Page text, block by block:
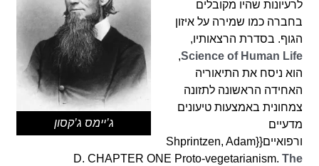
ג’יימס ג’קסון
לרעיונות שהיו מקובלים
בחברה כמו שמירה על איזון
הגוף. בסדרת הרצאותיו,
Science of Human Life
,
הוא ניסח את התיאוריה
האחידה הראשונה לתזונה
צמחונית באמצעות טיעונים
מדעיים
ורפואיים{{Shprintzen, Adam
D. CHAPTER ONE Proto-vegetarianism. The